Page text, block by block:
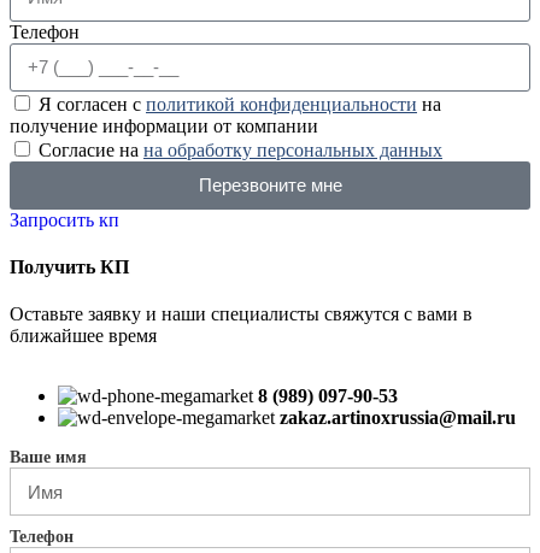
Телефон
Я согласен с политикой конфиденциальности на
получение информации от компании
Согласие на на обработку персональных данных
Перезвоните мне
Запросить кп
Получить КП
Оставьте заявку и наши специалисты свяжутся с вами в
ближайшее время
8 (989) 097-90-53
zakaz.artinoxrussia@mail.ru
Ваше имя
Телефон